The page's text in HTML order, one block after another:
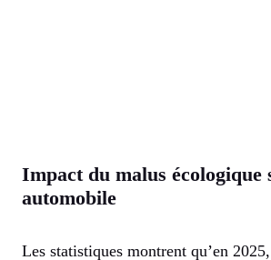
Impact du malus écologique
automobile
Les statistiques montrent qu’en